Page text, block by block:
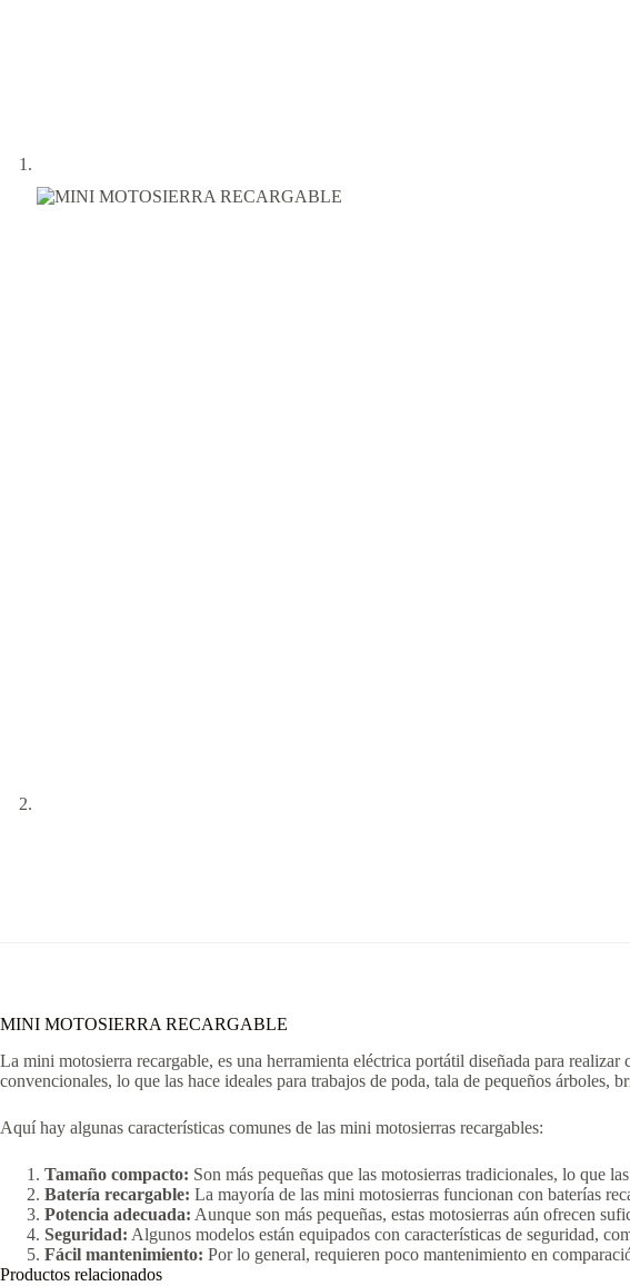
MINI MOTOSIERRA RECARGABLE
La mini motosierra recargable, es una herramienta eléctrica portátil diseñada para
convencionales, lo que las hace ideales para trabajos de poda, tala de pequeños árboles,
Aquí hay algunas características comunes de las mini motosierras recargables:
Tamaño compacto: Son más pequeñas que las motosierras tradicionales, lo que
Batería recargable: La mayoría de las mini motosierras funcionan con baterías
Potencia adecuada: Aunque son más pequeñas, estas motosierras aún ofrecen
Seguridad: Algunos modelos están equipados con características de seguridad,
Fácil mantenimiento: Por lo general, requieren poco mantenimiento en
Productos relacionados